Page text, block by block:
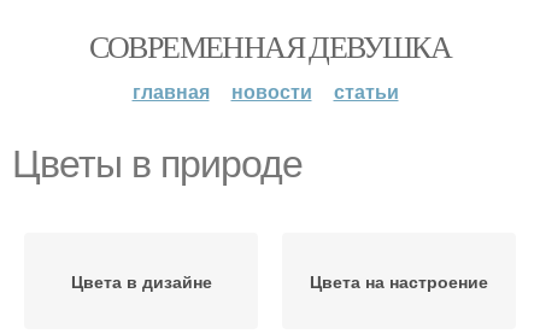
СОВРЕМЕННАЯ ДЕВУШКА
главная новости статьи
Цветы в природе
Цвета в дизайне Цвета на настроение